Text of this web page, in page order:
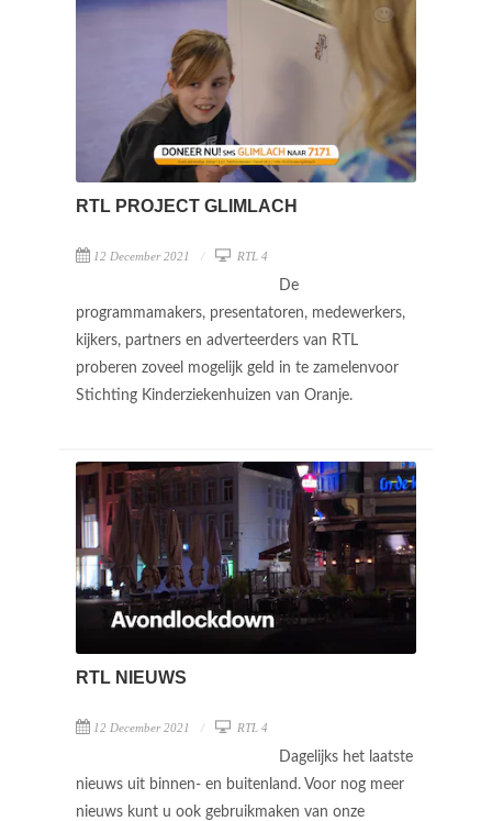
RTL PROJECT GLIMLACH
12 December 2021 RTL 4
De
programmamakers, presentatoren, medewerkers,
kijkers, partners en adverteerders van RTL
proberen zoveel mogelijk geld in te zamelenvoor
Stichting Kinderziekenhuizen van Oranje.
RTL NIEUWS
12 December 2021 RTL 4
Dagelijks het laatste
nieuws uit binnen- en buitenland. Voor nog meer
nieuws kunt u ook gebruikmaken van onze